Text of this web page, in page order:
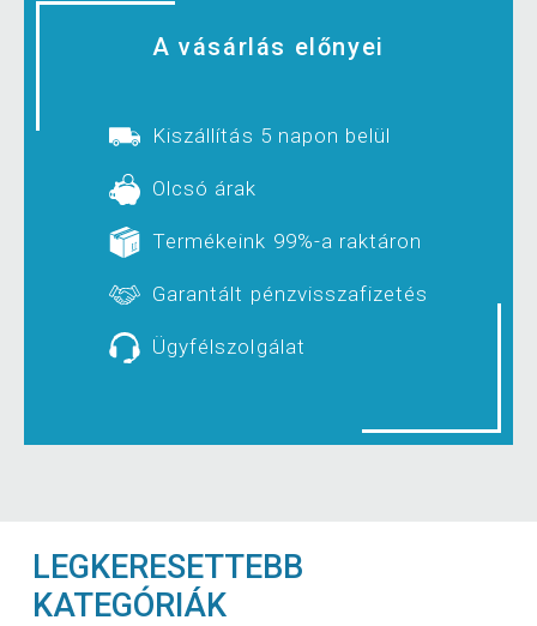
A vásárlás előnyei
Kiszállítás 5 napon belül
Olcsó árak
Termékeink 99%-a raktáron
Garantált pénzvisszafizetés
Ügyfélszolgálat
LEGKERESETTEBB
KATEGÓRIÁK